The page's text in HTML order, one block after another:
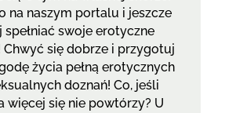
na naszym portalu i jeszcze
spełniać swoje erotyczne
Chwyć się dobrze i przygotuj
życia pełną erotycznych
doznań! Co, jeśli
więcej się nie powtórzy? U